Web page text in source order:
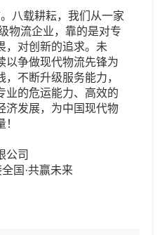
八载耕耘，我们从一家
物流企业，靠的是对专
，对创新的追求。未
以争做现代物流先锋为
不断升级服务能力，
业的危运能力、高效的
济发展，为中国现代物
公司
国·共赢未来